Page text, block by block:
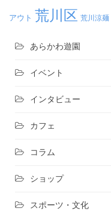
アウト 荒川区 荒川涼麺
あらかわ遊園
イベント
インタビュー
カフェ
コラム
ショップ
スポーツ・文化